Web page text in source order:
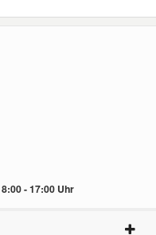
- 17:00 Uhr